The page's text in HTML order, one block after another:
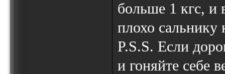
больше 1 кгс, и
плохо сальнику
P.S.S. Если
и гоняйте себе